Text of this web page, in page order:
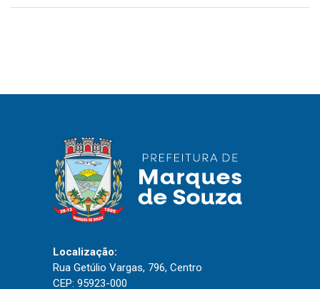
Localização:
Rua Getúlio Vargas, 796, Centro
CEP: 95923-000